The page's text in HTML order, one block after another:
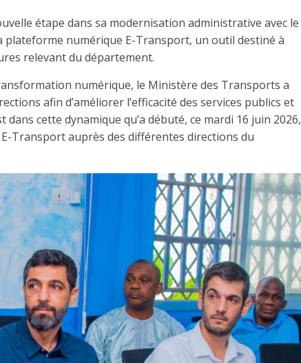
étape dans sa modernisation administrative avec le
plateforme numérique E-Transport, un outil destiné à
relevant du département.
numérique, le Ministère des Transports a
afin d’améliorer l’efficacité des services publics et
dans cette dynamique qu’a débuté, ce mardi 16 juin 2026,
Transport auprès des différentes directions du